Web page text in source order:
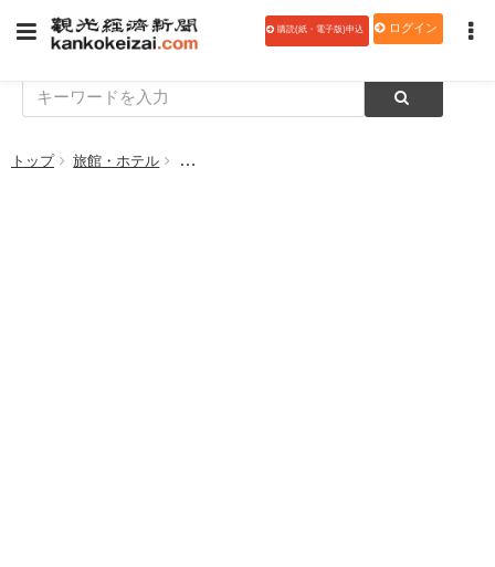
購読(紙・電子版)申込 ログイン
トップ 旅館・ホテル 【こだわりの宿特集（料理）】秀峰閣 湖月（